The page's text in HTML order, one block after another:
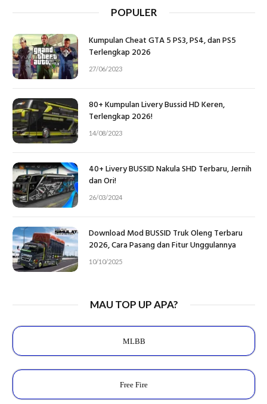
POPULER
Kumpulan Cheat GTA 5 PS3, PS4, dan PS5
Terlengkap 2026
27/06/2023
80+ Kumpulan Livery Bussid HD Keren,
Terlengkap 2026!
14/08/2023
40+ Livery BUSSID Nakula SHD Terbaru, Jernih
dan Ori!
26/03/2024
Download Mod BUSSID Truk Oleng Terbaru
2026, Cara Pasang dan Fitur Unggulannya
10/10/2025
MAU TOP UP APA?
MLBB
Free Fire